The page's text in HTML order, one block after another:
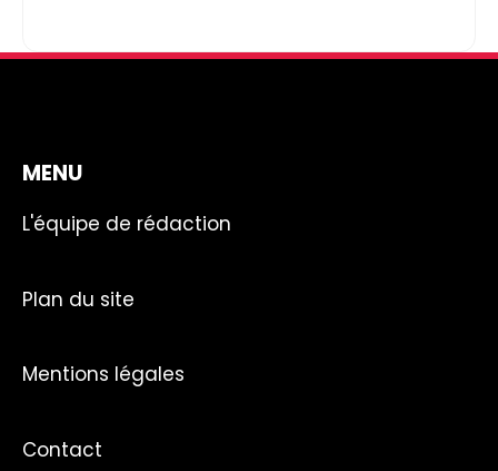
MENU
L'équipe de rédaction
Plan du site
Mentions légales
Contact